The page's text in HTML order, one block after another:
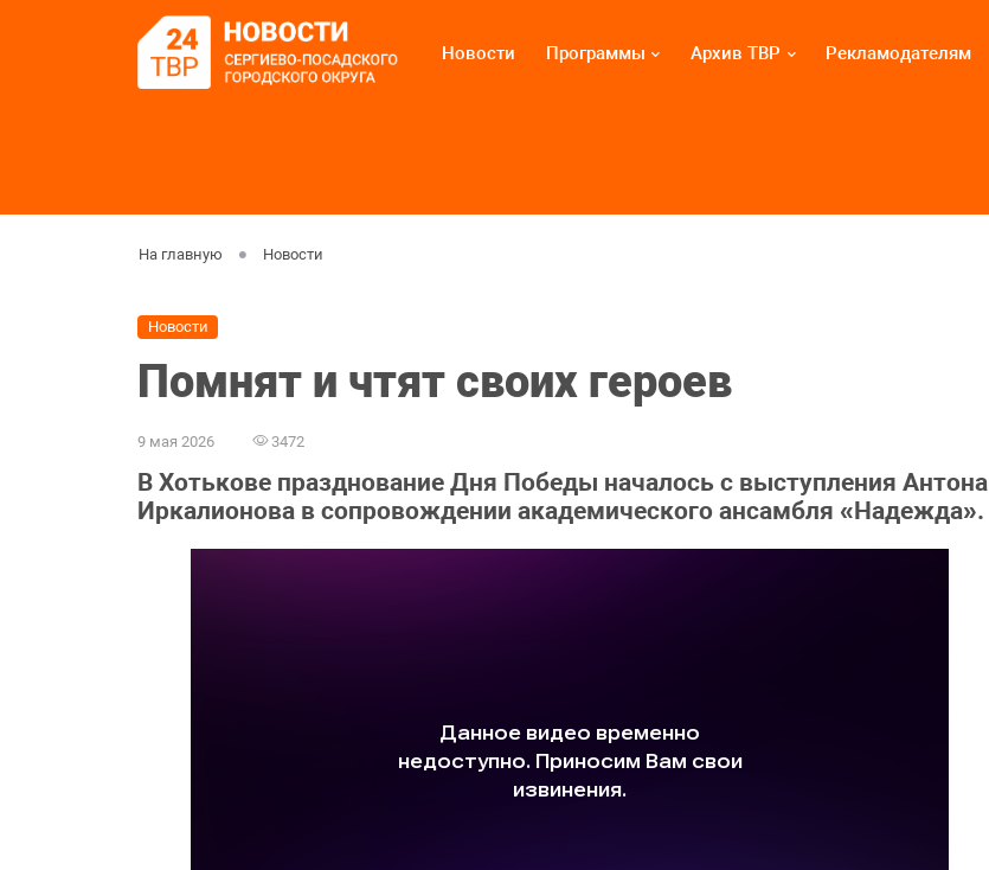
Новости Программы Архив ТВР Рекламодателям
На главную Новости
Новости
Помнят и чтят своих героев
9 мая 2026 3472
В Хотькове празднование Дня Победы началось с выступления Антона
Иркалионова в сопровождении академического ансамбля «Надежда».